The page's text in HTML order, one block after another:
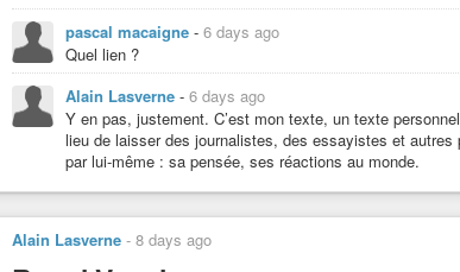
pascal macaigne - 6 days ago
Quel lien ?
Alain Lasverne - 6 days ago
Y en pas, justement. C’est mon texte, un texte
lieu de laisser des journalistes, des essayistes et autres
par lui-même : sa pensée, ses réactions au monde.
Alain Lasverne - 8 days ago